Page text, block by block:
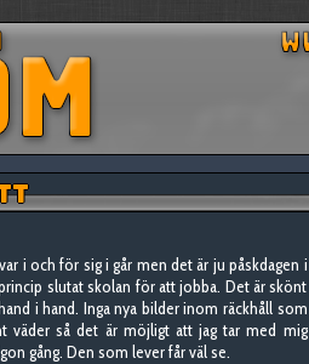
i och för sig i går men det är ju påskdagen i
slutat skolan för att jobba. Det är skönt
i hand. Inga nya bilder inom räckhåll som
väder så det är möjligt att jag tar med mig
gång. Den som lever får väl se.